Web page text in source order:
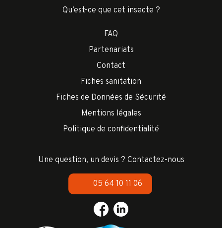
Qu’est-ce que cet insecte ?
FAQ
Partenariats
Contact
Fiches sanitation
Fiches de Données de Sécurité
Mentions légales
Politique de confidentialité
Une question, un devis ? Contactez-nous
05 64 10 11 06